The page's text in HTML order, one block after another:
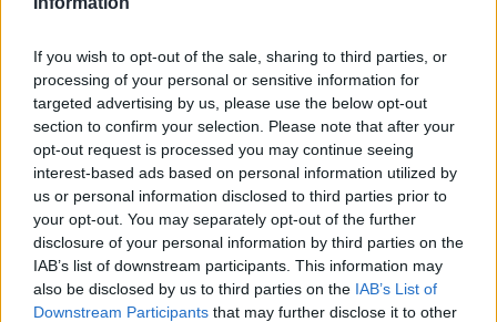
If you wish to opt-out of the sale, sharing to third parties, or
processing of your personal or sensitive information for
targeted advertising by us, please use the below opt-out
section to confirm your selection. Please note that after your
opt-out request is processed you may continue seeing
interest-based ads based on personal information utilized by
us or personal information disclosed to third parties prior to
your opt-out. You may separately opt-out of the further
disclosure of your personal information by third parties on the
IAB’s list of downstream participants. This information may
also be disclosed by us to third parties on the IAB’s List of
Downstream Participants that may further disclose it to other